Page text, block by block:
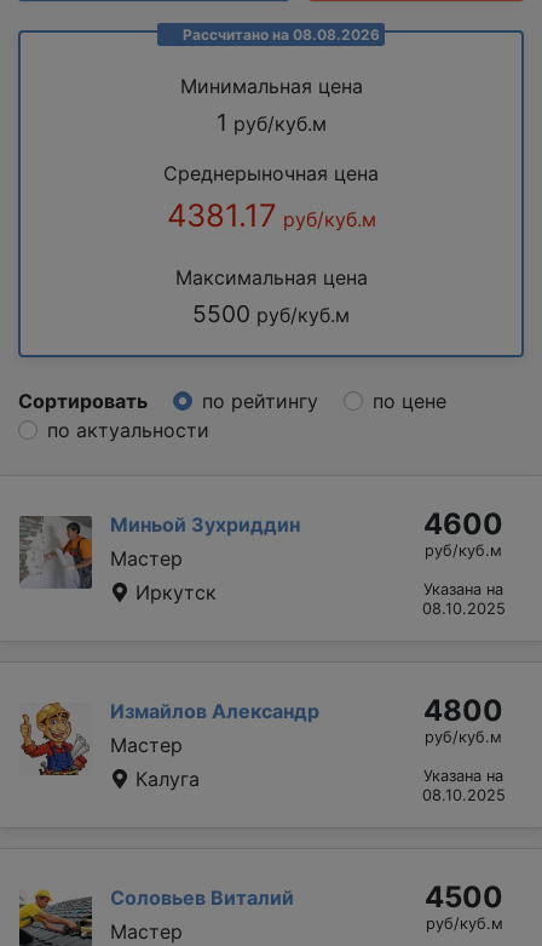
Рассчитано на 08.08.2026
Минимальная цена
1 руб/куб.м
Среднерыночная цена
4381.17 руб/куб.м
Максимальная цена
5500 руб/куб.м
Сортировать по рейтингу
по цене
по актуальности
Миньой Зухриддин
Мастер
Иркутск
4600
руб/куб.м
Указана на
08.10.2025
Измайлов Александр
Мастер
Калуга
4800
руб/куб.м
Указана на
08.10.2025
Соловьев Виталий
Мастер
4500
руб/куб.м